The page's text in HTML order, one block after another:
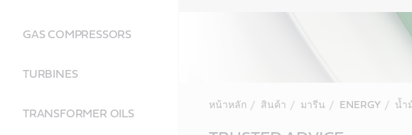
GAS COMPRESSORS
TURBINES
TRANSFORMER OILS
หน้าหลัก สินค้า มารีน ENERGY น้ำ